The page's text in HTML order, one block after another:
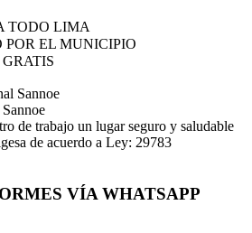
TODO LIMA
EL MUNICIPIO
de trabajo un lugar seguro y saludable
de acuerdo a Ley: 29783
VÍA WHATSAPP